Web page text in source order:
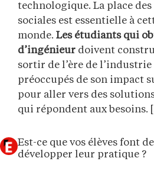
technologique. La place
sociales est essentielle à
monde. Les étudiants qui
d’ingénieur doivent
sortir de l’ère de
préoccupés de son impact
pour aller vers des
qui répondent aux besoins.
Est-ce que vos élèves font
développer leur pratique ?